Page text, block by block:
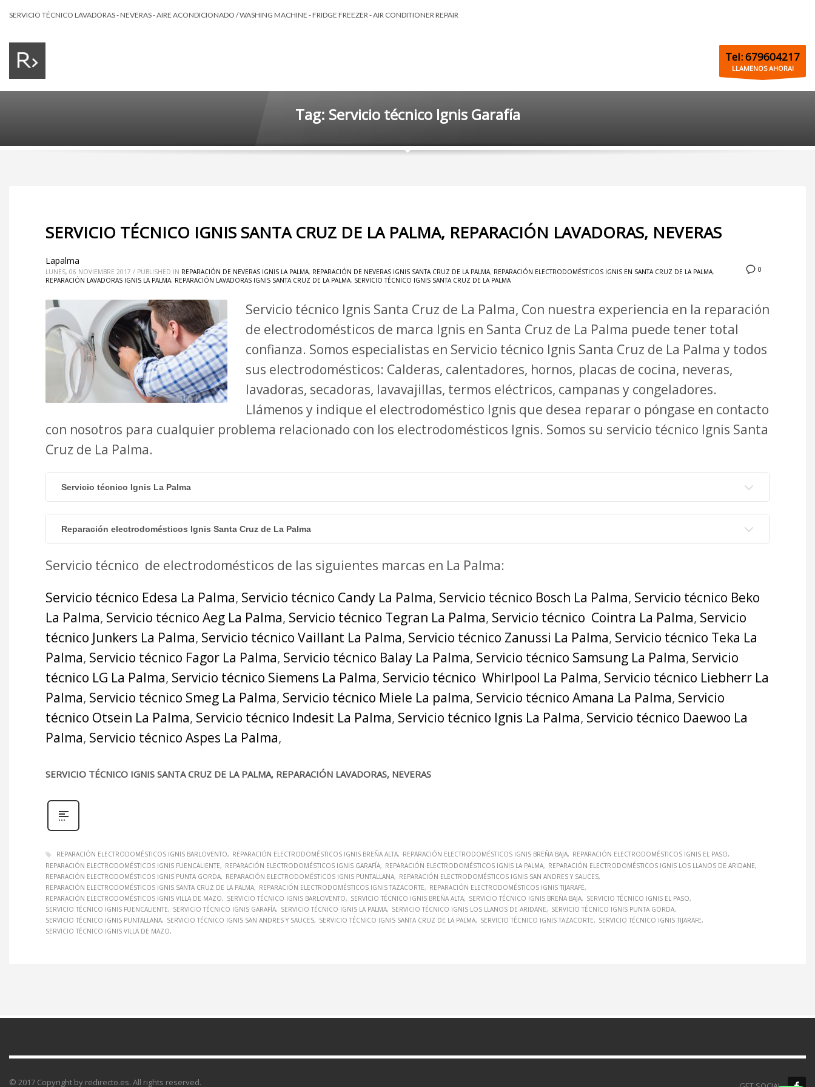
SERVICIO TÉCNICO LAVADORAS - NEVERAS - AIRE ACONDICIONADO / WASHING MACHINE - FRIDGE FREEZER - AIR CONDITIONER REPAIR
Tel: 679604217
LLAMENOS AHORA!
Tag: Servicio técnico Ignis Garafía
SERVICIO TÉCNICO IGNIS SANTA CRUZ DE LA PALMA, REPARACIÓN LAVADORAS, NEVERAS
0
Lapalma
LUNES, 06 NOVIEMBRE 2017 / PUBLISHED IN REPARACIÓN DE NEVERAS IGNIS LA PALMA, REPARACIÓN DE NEVERAS IGNIS SANTA CRUZ DE LA PALMA, REPARACIÓN ELECTRODOMÉSTICOS IGNIS EN SANTA CRUZ DE LA PALMA,
REPARACIÓN LAVADORAS IGNIS LA PALMA, REPARACIÓN LAVADORAS IGNIS SANTA CRUZ DE LA PALMA, SERVICIO TÉCNICO IGNIS SANTA CRUZ DE LA PALMA
Servicio técnico Ignis Santa Cruz de La Palma, Con nuestra experiencia en la reparación
de electrodomésticos de marca Ignis en Santa Cruz de La Palma puede tener total
confianza. Somos especialistas en Servicio técnico Ignis Santa Cruz de La Palma y todos
sus electrodomésticos: Calderas, calentadores, hornos, placas de cocina, neveras,
lavadoras, secadoras, lavavajillas, termos eléctricos, campanas y congeladores.
Llámenos y indique el electrodoméstico Ignis que desea reparar o póngase en contacto
con nosotros para cualquier problema relacionado con los electrodomésticos Ignis. Somos su servicio técnico Ignis Santa
Cruz de La Palma.
Servicio técnico Ignis La Palma
Reparación electrodomésticos Ignis Santa Cruz de La Palma
Servicio técnico de electrodomésticos de las siguientes marcas en La Palma:
Servicio técnico Edesa La Palma, Servicio técnico Candy La Palma, Servicio técnico Bosch La Palma, Servicio técnico Beko
La Palma, Servicio técnico Aeg La Palma, Servicio técnico Tegran La Palma, Servicio técnico Cointra La Palma, Servicio
técnico Junkers La Palma, Servicio técnico Vaillant La Palma, Servicio técnico Zanussi La Palma, Servicio técnico Teka La
Palma, Servicio técnico Fagor La Palma, Servicio técnico Balay La Palma, Servicio técnico Samsung La Palma, Servicio
técnico LG La Palma, Servicio técnico Siemens La Palma, Servicio técnico Whirlpool La Palma, Servicio técnico Liebherr La
Palma, Servicio técnico Smeg La Palma, Servicio técnico Miele La palma, Servicio técnico Amana La Palma, Servicio
técnico Otsein La Palma, Servicio técnico Indesit La Palma, Servicio técnico Ignis La Palma, Servicio técnico Daewoo La
Palma, Servicio técnico Aspes La Palma,
SERVICIO TÉCNICO IGNIS SANTA CRUZ DE LA PALMA, REPARACIÓN LAVADORAS, NEVERAS
REPARACIÓN ELECTRODOMÉSTICOS IGNIS BARLOVENTO REPARACIÓN ELECTRODOMÉSTICOS IGNIS BREÑA ALTA REPARACIÓN ELECTRODOMÉSTICOS IGNIS BREÑA BAJA
REPARACIÓN ELECTRODOMÉSTICOS IGNIS EL PASO
REPARACIÓN ELECTRODOMÉSTICOS IGNIS FUENCALIENTE
REPARACIÓN ELECTRODOMÉSTICOS IGNIS GARAFÍA REPARACIÓN ELECTRODOMÉSTICOS IGNIS LA PALMA
REPARACIÓN ELECTRODOMÉSTICOS IGNIS LOS LLANOS DE ARIDANE
REPARACIÓN ELECTRODOMÉSTICOS IGNIS PUNTA GORDA
REPARACIÓN ELECTRODOMÉSTICOS IGNIS PUNTALLANA
REPARACIÓN ELECTRODOMÉSTICOS IGNIS SAN ANDRES Y SAUCES
REPARACIÓN ELECTRODOMÉSTICOS IGNIS SANTA CRUZ DE LA PALMA
REPARACIÓN ELECTRODOMÉSTICOS IGNIS TAZACORTE
REPARACIÓN ELECTRODOMÉSTICOS IGNIS TIJARAFE
REPARACIÓN ELECTRODOMÉSTICOS IGNIS VILLA DE MAZO
SERVICIO TÉCNICO IGNIS BARLOVENTO SERVICIO TÉCNICO IGNIS BREÑA ALTA SERVICIO TÉCNICO IGNIS BREÑA BAJA
SERVICIO TÉCNICO IGNIS EL PASO
SERVICIO TÉCNICO IGNIS FUENCALIENTE
SERVICIO TÉCNICO IGNIS GARAFÍA SERVICIO TÉCNICO IGNIS LA PALMA SERVICIO TÉCNICO IGNIS LOS LLANOS DE ARIDANE
SERVICIO TÉCNICO IGNIS PUNTA GORDA
SERVICIO TÉCNICO IGNIS PUNTALLANA
SERVICIO TÉCNICO IGNIS SAN ANDRES Y SAUCES SERVICIO TÉCNICO IGNIS SANTA CRUZ DE LA PALMA SERVICIO TÉCNICO IGNIS TAZACORTE
SERVICIO TÉCNICO IGNIS TIJARAFE
SERVICIO TÉCNICO IGNIS VILLA DE MAZO
© 2017 Copyright by redirecto.es. All rights reserved.